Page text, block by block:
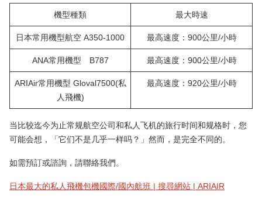
機型種類 最大時速
日本常用機型航空 A350-1000 最高速度：900公里/小時
ANA常用機型 B787 最高速度：900公里/小時
ARIAir常用機型 Gloval7500(私
人飛機)
最高速度：920公里/小時
当比较迄今为止常规航空公司和私人飞机的旅行时间和规格时，您
可能会想，「它们不是几乎一样吗？」然而，是完全不同的。
如需預訂或諮詢，請聯絡我們。
日本最大的私人飛機包機國際/國內航班 | 搜尋網站 | ARIAIR